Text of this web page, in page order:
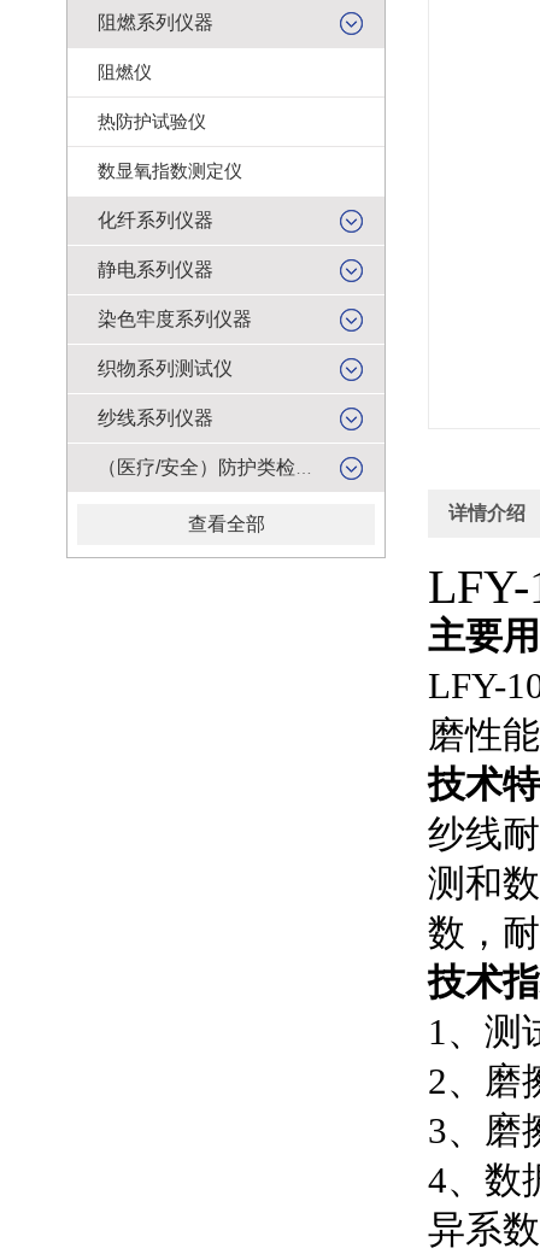
详情介绍
LFY-
主要
LFY-
磨性
技术
纱线
测和
数，
技术
1、测
2、磨
3、磨
4、数
异系
阻燃系列仪器
阻燃仪
热防护试验仪
数显氧指数测定仪
化纤系列仪器
静电系列仪器
染色牢度系列仪器
织物系列测试仪
纱线系列仪器
查看全部